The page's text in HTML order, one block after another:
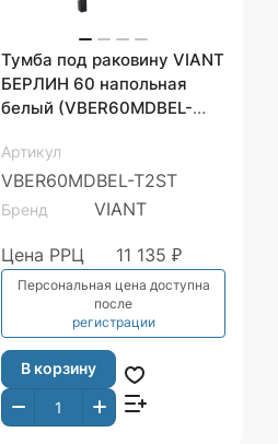
Тумба под раковину VIANT
БЕРЛИН 60 напольная
белый (VBER60MDBEL-
Артикул
VBER60MDBEL-T2ST
Бренд VIANT
Цена РРЦ 11 135 ₽
Персональная цена доступна
после
регистрации
В корзину